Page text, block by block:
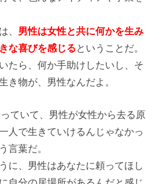
、 男性は女性と共に何かを生み
な喜びを感じるということだ。
たら、何か手助けしたいし、そ
き物が、男性なんだよ。
ていて、男性が女性から去る原
人で生きていけるんじゃなかっ
言葉だ。
に、男性はあなたに頼ってほし